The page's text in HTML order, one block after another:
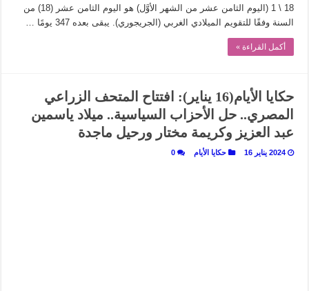
18 \ 1 (اليوم الثامن عشر من الشهر الأوَّل) هو اليوم الثامن عشر (18) من
السنة وفقًا للتقويم الميلادي الغربي (الجريجوري). يبقى بعده 347 يومًا …
أكمل القراءة »
حكايا الأيام(16 يناير): افتتاح المتحف الزراعي
المصري.. حل الأحزاب السياسية.. ميلاد ياسمين
عبد العزيز وكريمة مختار ورحيل ماجدة
2024 يناير 16 حكايا الأيام 0